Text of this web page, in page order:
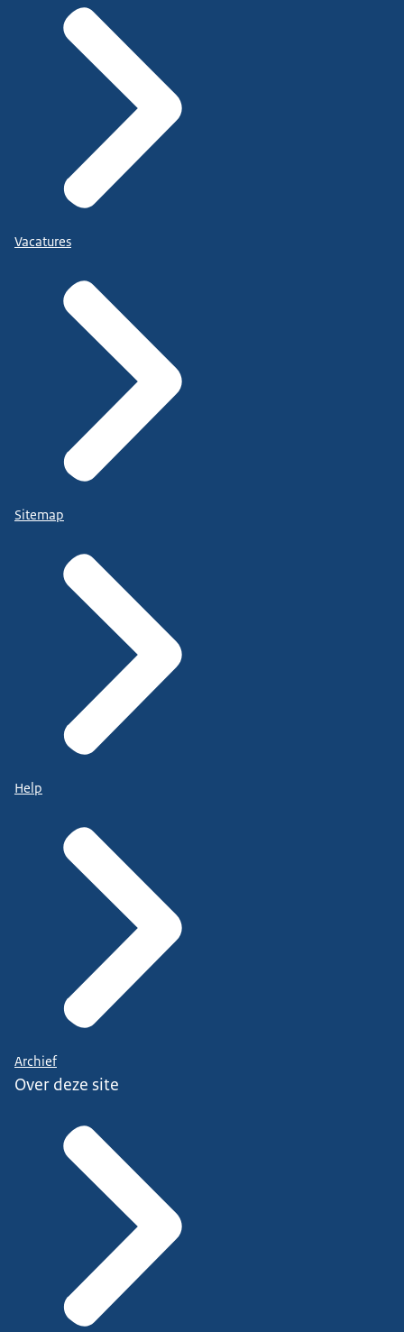
Vacatures
Sitemap
Help
Archief
Over deze site